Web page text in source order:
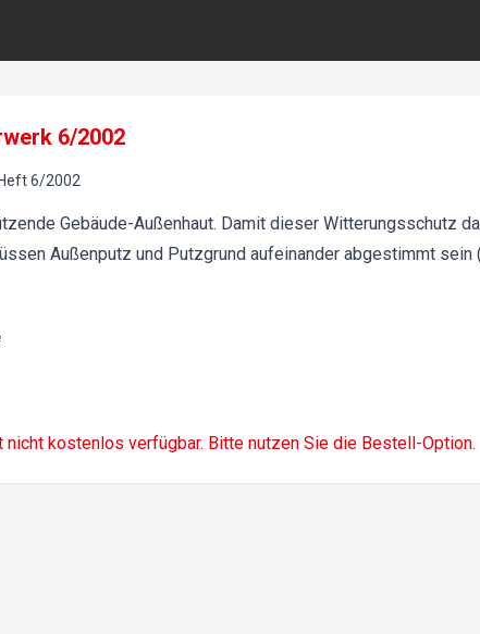
6/2002
Heft6/2002
Gebäude-Außenhaut. Damit dieser Witterungsschutz
Außenputz und Putzgrund aufeinander abgestimmt sein
kostenlos verfügbar. Bitte nutzen Sie die Bestell-Option.